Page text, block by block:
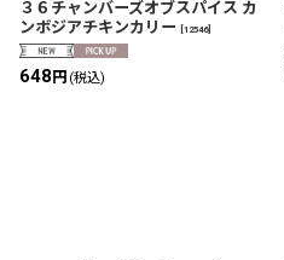
３６チャンバーズオブスパイス カ
ンボジアチキンカリー
[12546]
648円 (税込)